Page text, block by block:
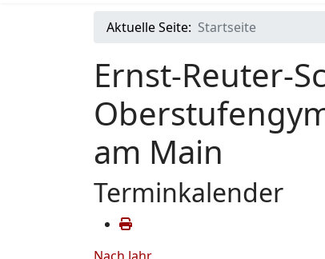
Aktuelle Seite: Startseite
Ernst-Reuter-
am Main
Terminkalender